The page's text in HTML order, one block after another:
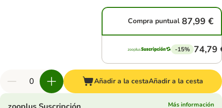
Compra puntual 87,99 €
-15% 74,79
Añadir a la cestaAñadir a la cesta
Más información